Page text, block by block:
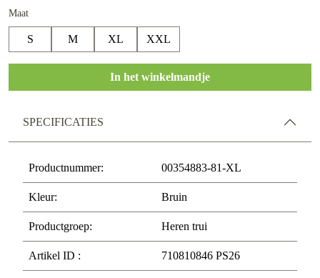
Maat
S M XL XXL
In het winkelmandje
SPECIFICATIES
Productnummer: 00354883-81-XL
Kleur: Bruin
Productgroep: Heren trui
Artikel ID : 710810846 PS26